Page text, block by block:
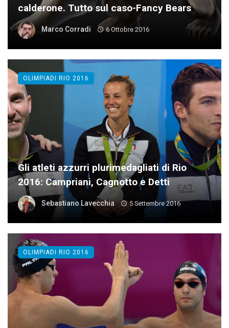
calderone. Tutto sul caso-Fancy Bears
Marco Corradi 6 Ottobre 2016
Gli atleti azzurri plurimedagliati di Rio
2016: Campriani, Cagnotto e Detti
Sebastiano Lavecchia 5 Settembre 2016
OLIMPIADI RIO 2016
OLIMPIADI RIO 2016